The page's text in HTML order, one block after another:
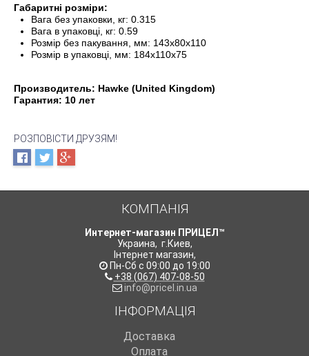
Габаритні розміри:
Вага без упаковки, кг: 0.315
Вага в упаковці, кг: 0.59
Розмір без пакування, мм: 143x80x110
Розмір в упаковці, мм: 184x110x75
Производитель: Hawke (United Kingdom)
Гарантия: 10 лет
РОЗПОВІСТИ ДРУЗЯМ!
КОМПАНІЯ
Интернет-магазин ПРИЦЕЛ™
Украина, г.Киев,
Інтернет магазин,
Пн-Сб с 09:00 до 19:00
+38 (067) 407-08-50
info@pricel.in.ua
ІНФОРМАЦІЯ
Доставка
Оплата